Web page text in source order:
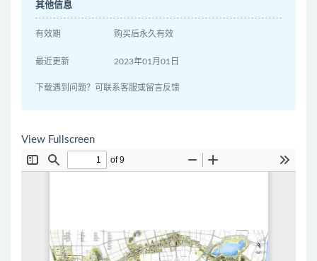
其他信息
有效期 购买后永久有效
最近更新 2023年01月01日
下载遇到问题？可联系客服或留言反馈
View Fullscreen